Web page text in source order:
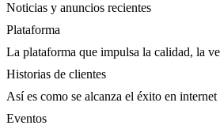
Noticias y anuncios recientes
Plataforma
La plataforma que impulsa la calidad, la
Historias de clientes
Así es como se alcanza el éxito en internet
Eventos